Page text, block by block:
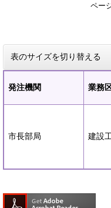
ペー
表のサイズを切り替える
発注機関 業務
市長部局 建設